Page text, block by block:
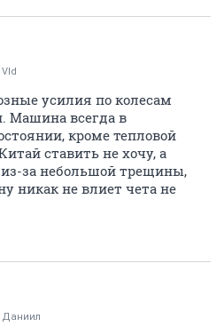
Vld
усилия по колесам
Машина всегда в
кроме тепловой
ставить не хочу, а
из-за небольшой трещины,
никак не влиет чета не
Даниил